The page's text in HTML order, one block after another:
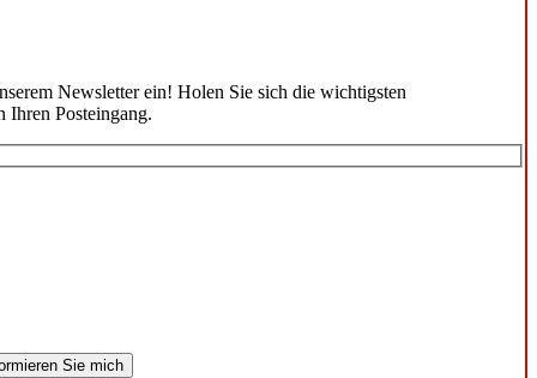
Newsletter ein! Holen Sie sich die wichtigsten
Ihren Posteingang.